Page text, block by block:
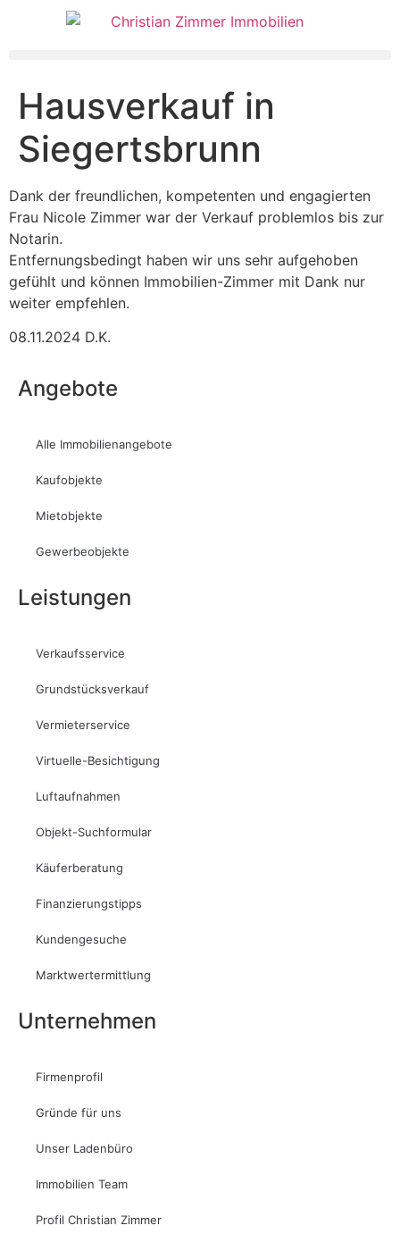
Hausverkauf in
Siegertsbrunn
Dank der freundlichen, kompetenten und engagierten
Frau Nicole Zimmer war der Verkauf problemlos bis zur
Notarin.
Entfernungsbedingt haben wir uns sehr aufgehoben
gefühlt und können Immobilien-Zimmer mit Dank nur
weiter empfehlen.
08.11.2024 D.K.
Angebote
Alle Immobilienangebote
Kaufobjekte
Mietobjekte
Gewerbeobjekte
Leistungen
Verkaufsservice
Grundstücksverkauf
Vermieterservice
Virtuelle-Besichtigung
Luftaufnahmen
Objekt-Suchformular
Käuferberatung
Finanzierungstipps
Kundengesuche
Marktwertermittlung
Unternehmen
Firmenprofil
Gründe für uns
Unser Ladenbüro
Immobilien Team
Profil Christian Zimmer